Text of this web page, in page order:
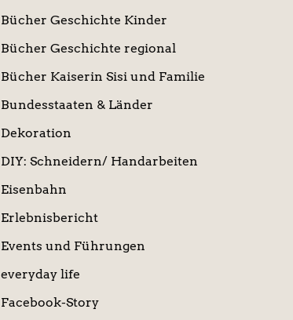
Bücher Geschichte Kinder
Bücher Geschichte regional
Bücher Kaiserin Sisi und Familie
Bundesstaaten & Länder
Dekoration
DIY: Schneidern/ Handarbeiten
Eisenbahn
Erlebnisbericht
Events und Führungen
everyday life
Facebook-Story